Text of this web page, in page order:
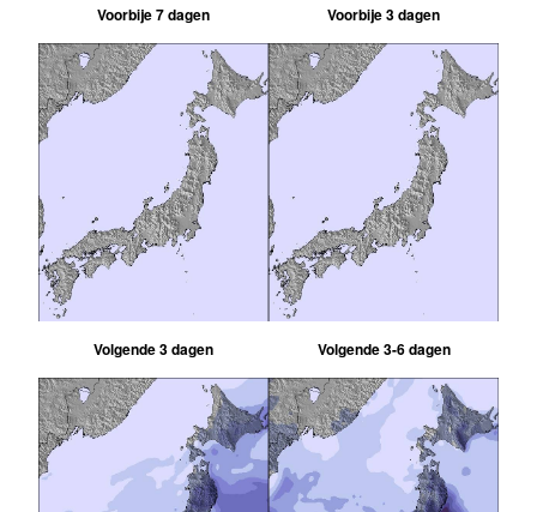
Voorbije 7 dagen Voorbije 3 dagen
Volgende 3 dagen Volgende 3-6 dagen